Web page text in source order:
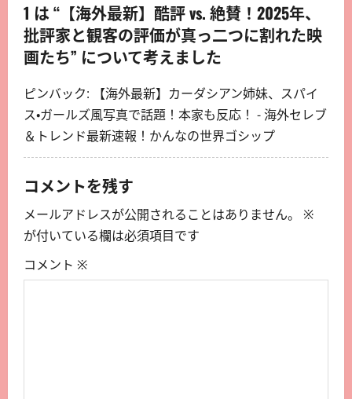
1 は “ 【海外最新】酷評 vs. 絶賛！2025年、
批評家と観客の評価が真っ二つに割れた映
画たち” について考えました
ピンバック:
【海外最新】カーダシアン姉妹、スパイ
ス・ガールズ風写真で話題！本家も反応！ - 海外セレブ
＆トレンド最新速報！かんなの世界ゴシップ
コメントを残す
メールアドレスが公開されることはありません。
※
が付いている欄は必須項目です
コメント ※